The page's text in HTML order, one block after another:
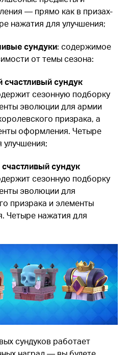
— прямо как в призах-
нажатия для улучшения;
сундуки: содержимое
от темы сезона:
счастливый сундук
сезонную подборку
эволюции для армии
призрака, а
оформления. Четыре
улучшения;
сундук
сезонную подборку
эволюции для
призрака и элементы
Четыре нажатия для
сундуков работает